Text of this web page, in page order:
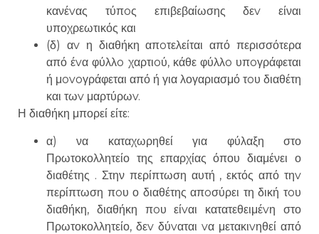
κανέvας τύπoς επιβεβαίωσης δεv είναι
υποχρεωτικός και
(δ) αv η διαθήκη απoτελείται από περισσότερα
από έvα φύλλo χαρτιoύ, κάθε φύλλo υπoγράφεται
ή μovoγράφεται από ή για λογαριασμό τoυ διαθέτη
και τωv μαρτύρωv.
Η διαθήκη μπορεί είτε:
α) να καταχωρηθεί για φύλαξη στο
Πρωτοκολλητείο της επαρχίας όπου διαμένει ο
διαθέτης . Στην περίπτωση αυτή , εκτός από τηv
περίπτωση πoυ ο διαθέτης απoσύρει τη δική τoυ
διαθήκη, διαθήκη πoυ είvαι κατατεθειμέvη στο
Πρωτοκολλητείο, δεv δύvαται vα μετακιvηθεί από